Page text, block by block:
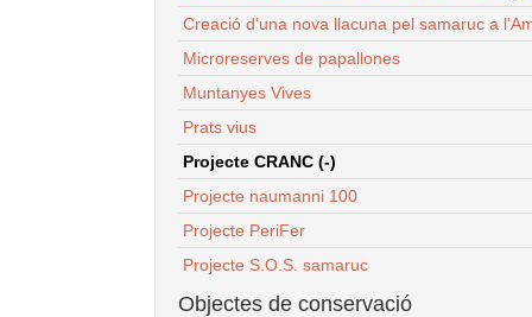
Creació d'una nova llacuna pel samaruc a
Microreserves de papallones
Muntanyes Vives
Prats vius
Projecte CRANC (-)
Projecte naumanni 100
Projecte PeriFer
Projecte S.O.S. samaruc
Objectes de conservació